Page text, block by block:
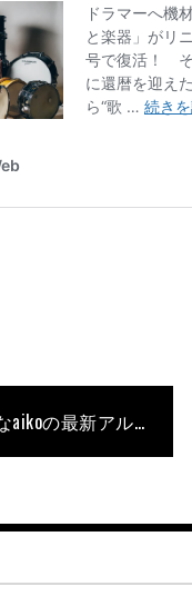
“歌とドラム”の関係性にも注目なaikoの最新アルバム